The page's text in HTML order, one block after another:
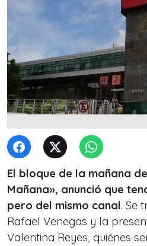
El bloque de la mañana
Mañana», anunció que
pero del mismo canal. Se
Rafael Venegas y la
Valentina Reyes, quiénes